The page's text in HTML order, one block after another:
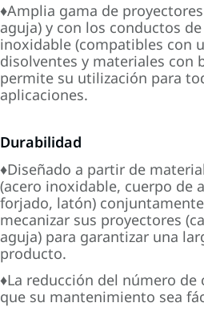
♦Amplia gama de
aguja) y con los conductos
inoxidable (compatibles con
disolventes y materiales con
permite su utilización para
aplicaciones.
Durabilidad
♦Diseñado a partir de
(acero inoxidable, cuerpo de
forjado, latón)
mecanizar sus proyectores
aguja) para garantizar una
producto.
♦La reducción del número de
que su mantenimiento sea